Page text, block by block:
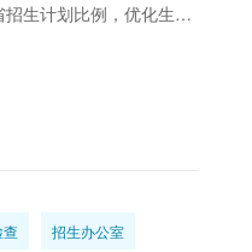
重庆：持续提高市属高校出省招生计划比例，优化生源结构
招生办公室